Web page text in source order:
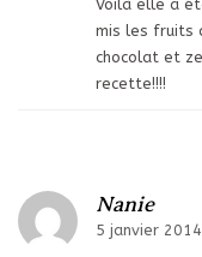
Voilà elle a
mis les fruits
chocolat et
recette!!!!
Nanie
5 janvier